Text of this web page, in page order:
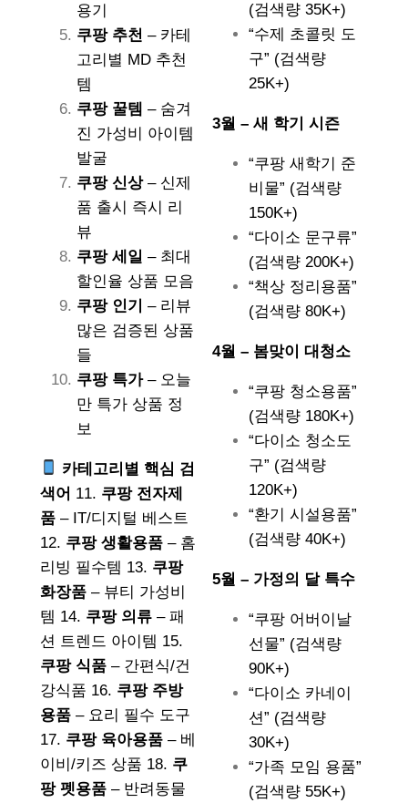
용기
쿠팡 추천 – 카테
고리별 MD 추천
템
쿠팡 꿀템 – 숨겨
진 가성비 아이템
발굴
쿠팡 신상– 신제
품 출시 즉시 리
뷰
쿠팡 세일 – 최대
할인율 상품 모음
쿠팡 인기
– 리뷰
많은 검증된 상품
들
쿠팡 특가– 오늘
만 특가 상품 정
보
카테고리별 핵심 검
색어 11. 쿠팡 전자제
품 – IT/디지털 베스트
12. 쿠팡 생활용품 – 홈
리빙 필수템 13. 쿠팡
화장품 – 뷰티 가성비
템 14. 쿠팡 의류 – 패
션 트렌드 아이템 15.
쿠팡 식품 – 간편식/건
강식품 16. 쿠팡 주방
용품 – 요리 필수 도구
17. 쿠팡 육아용품 – 베
이비/키즈 상품 18. 쿠
팡 펫용품 – 반려동물
(검색량 35K+)
“수제 초콜릿 도
구” (검색량
25K+)
3월 – 새 학기 시즌
“쿠팡 새학기 준
비물” (검색량
150K+)
“다이소 문구류”
(검색량 200K+)
“책상 정리용품”
(검색량 80K+)
4월 – 봄맞이 대청소
“쿠팡 청소용품”
(검색량 180K+)
“다이소 청소도
구” (검색량
120K+)
“환기 시설용품”
(검색량 40K+)
5월 – 가정의 달 특수
“쿠팡 어버이날
선물” (검색량
90K+)
“다이소 카네이
션” (검색량
30K+)
“가족 모임 용품”
(검색량 55K+)